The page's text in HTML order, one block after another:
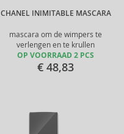
CHANEL INIMITABLE MASCARA
mascara om de wimpers te
verlengen en te krullen
OP VOORRAAD 2 PCS
€ 48,83